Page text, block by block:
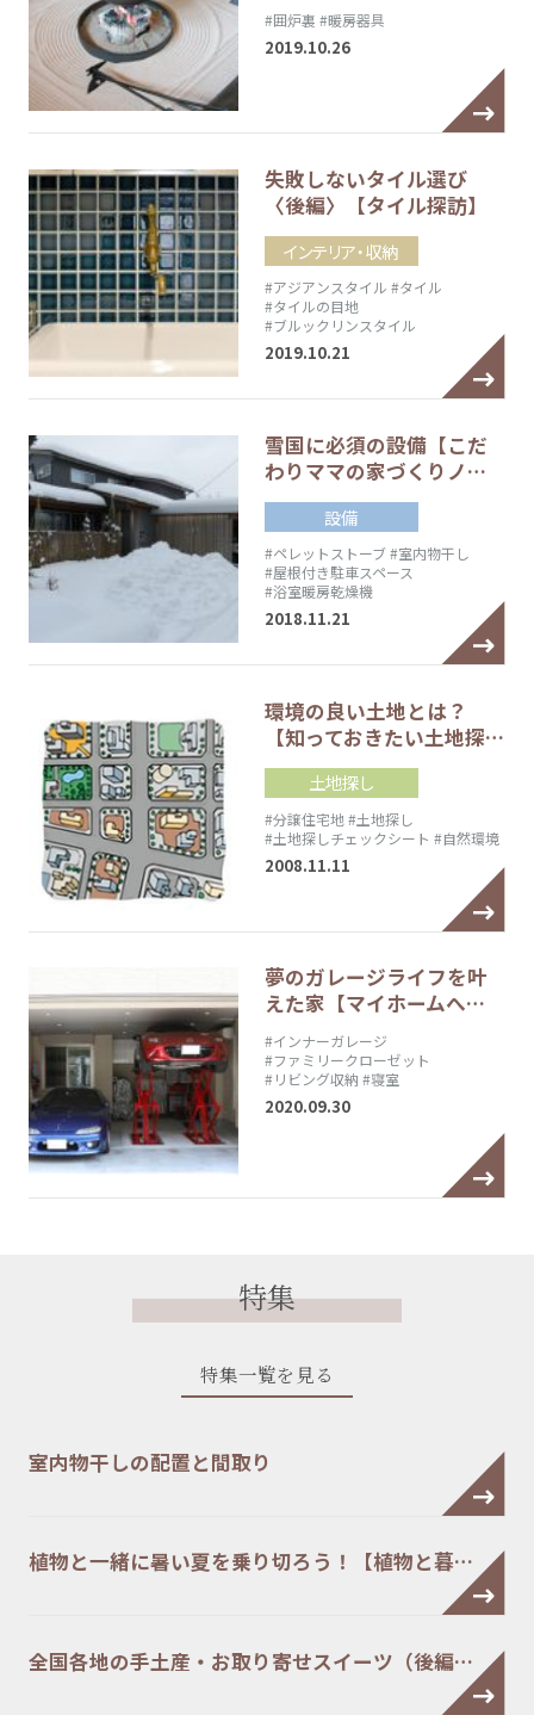
#囲炉裏 #暖房器具
2019.10.26
失敗しないタイル選び
〈後編〉【タイル探訪】
インテリア・収納
#アジアンスタイル #タイル
#タイルの目地
#ブルックリンスタイル
2019.10.21
雪国に必須の設備【こだ
わりママの家づくりノ…
設備
#ペレットストーブ#室内物干し
#屋根付き駐車スペース
#浴室暖房乾燥機
2018.11.21
環境の良い土地とは？
【知っておきたい土地探…
土地探し
#分譲住宅地#土地探し
#土地探しチェックシート #自然環境
2008.11.11
夢のガレージライフを叶
えた家【マイホームへ…
#インナーガレージ
#ファミリークローゼット
#リビング収納 #寝室
2020.09.30
特集
特集一覧を見る
室内物干しの配置と間取り
植物と一緒に暑い夏を乗り切ろう！【植物と暮…
全国各地の手土産・お取り寄せスイーツ（後編…